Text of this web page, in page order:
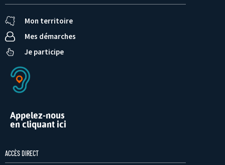
Mon territoire
Mes démarches
Je participe
Appelez-nous
en cliquant ici
ACCÈS DIRECT